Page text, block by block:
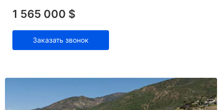
1 565 000 $
Заказать звонок